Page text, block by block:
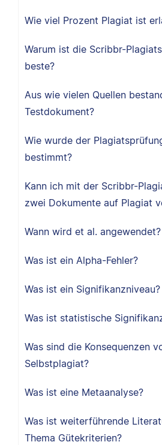
Wie viel Prozent Plagiat ist
Warum ist die Scribbr-
beste?
Aus wie vielen Quellen
Testdokument?
Wie wurde der
bestimmt?
Kann ich mit der Scribbr-
zwei Dokumente auf Plagiat
Wann wird et al. angewendet?
Was ist ein Alpha-Fehler?
Was ist ein Signifikanzniveau?
Was ist statistische
Was sind die Konsequenzen
Selbstplagiat?
Was ist eine Metaanalyse?
Was ist weiterführende
Thema Gütekriterien?